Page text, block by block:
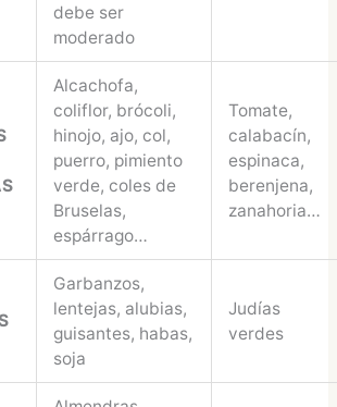
debe ser
moderado
Alcachofa,
coliflor, brócoli,
hinojo, ajo, col,
puerro, pimiento
verde, coles de
Bruselas,
espárrago…
Tomate,
calabacín,
espinaca,
berenjena,
zanahoria…
Garbanzos,
lentejas, alubias,
guisantes, habas,
soja
Judías
verdes